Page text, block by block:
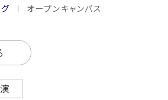
オープンキャンパス